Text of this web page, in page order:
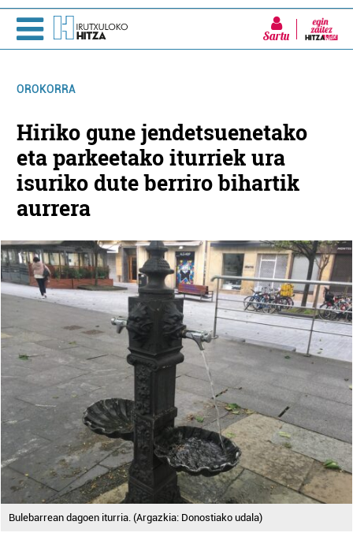
Sartu
OROKORRA
Hiriko gune jendetsuenetako
eta parkeetako iturriek ura
isuriko dute berriro bihartik
aurrera
Bulebarrean dagoen iturria. (Argazkia: Donostiako udala)